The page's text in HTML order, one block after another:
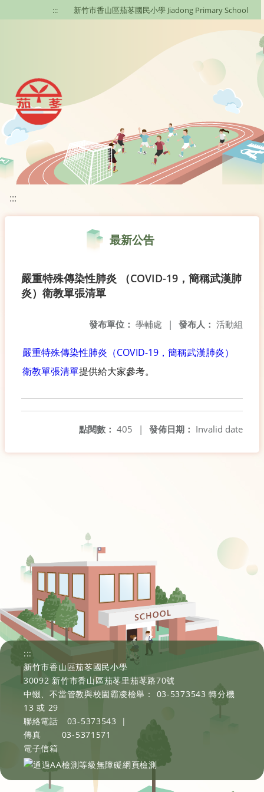
移至網頁之主要內容區位置
::: 新竹市香山區茄苳國民小學 Jiadong Primary School
:::
最新公告
嚴重特殊傳染性肺炎 （COVID-19，簡稱武漢肺
炎）衛教單張清單
發布人： 活動組
發布單位： 學輔處 |
嚴重特殊傳染性肺炎（COVID-19，簡稱武漢肺炎）
衛教單張清單提供給大家參考。
發佈日期： Invalid date
點閱數： 405 |
:::
新竹市香山區茄苳國民小學
30092 新竹市香山區茄苳里茄苳路70號
中輟、不當管教與校園霸凌檢舉： 03-5373543 轉分機
13 或 29
聯絡電話
03-5373543
|
傳真
03-5371571
電子信箱